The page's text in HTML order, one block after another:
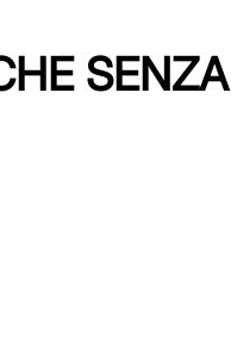
SENZA